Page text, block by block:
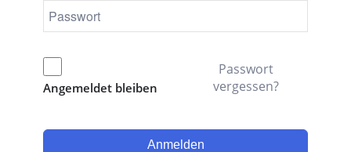
Angemeldet bleiben
Passwort
vergessen?
Anmelden